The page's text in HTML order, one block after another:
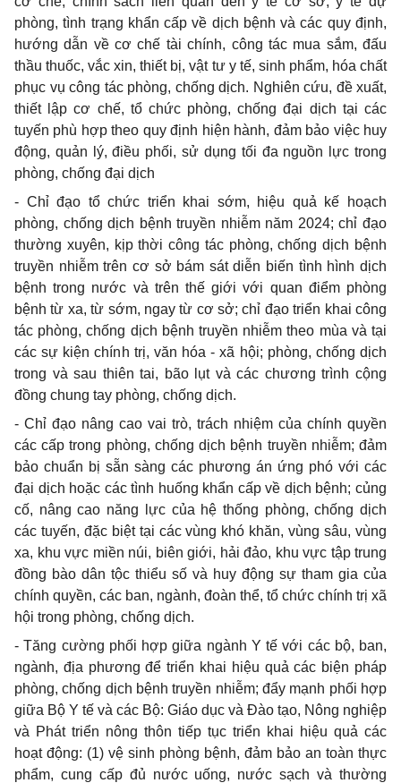
phòng, tình trạng khẩn cấp về dịch bệnh và các quy định,
hướng dẫn về cơ chế tài chính, công tác mua sắm, đấu
thầu thuốc, vắc xin, thiết bị, vật tư y tế, sinh phẩm, hóa chất
phục vụ công tác phòng, chống dịch. Nghiên cứu, đề xuất,
thiết lập cơ chế, tổ chức phòng, chống đại dịch tại các
tuyến phù hợp theo quy định hiện hành, đảm bảo việc huy
động, quản lý,điều phối, sử dụng tối đa nguồn lực trong
phòng, chống đại dịch
- Chỉ đạo tổ chức triển khai sớm, hiệu quả kế hoạch
phòng, chống dịch bệnh truyền nhiễm năm 2024; chỉ đạo
thường xuyên, kịp thời công tác phòng, chống dịch bệnh
truyền nhiễm trên cơ sở bám sát diễn biến tình hình dịch
bệnh trong nước và trên thế giới với quan điểm phòng
bệnh từ xa, từ sớm, ngay từ cơ sở; chỉ đạo triển khai công
tác phòng, chống dịch bệnh truyền nhiễm theo mùa và tại
các sự kiện chính trị, văn hóa - xã hội; phòng, chống dịch
trong và sau thiên tai, bão lụt và các chương trình cộng
đồng chung tay phòng, chống dịch.
- Chỉ đạo nâng cao vai trò, trách nhiệm của chính quyền
các cấp trong phòng, chống dịch bệnh truyền nhiễm; đảm
bảo chuẩn bị sẵn sàng các phương án ứng phó với các
đại dịch hoặc các tình huống khẩn cấp về dịch bệnh; củng
cố, nâng cao năng lực của hệ thống phòng, chống dịch
các tuyến, đặc biệt tại các vùng khó khăn, vùng sâu, vùng
xa, khu vực miền núi, biên giới, hải đảo, khu vực tập trung
đồng bào dân tộc thiểu số và huy động sự tham gia của
chính quyền, các ban, ngành, đoàn thể, tổ chức chính trị xã
hội trong phòng, chống dịch.
-Tăng cường phối hợp giữa ngành Y tế với các bộ, ban,
ngành, địa phươngđể triển khai hiệu quả các biện pháp
phòng, chống dịch bệnhtruyền nhiễm; đẩy mạnh phối hợp
giữa Bộ Y tế và các Bộ: Giáo dục và Đào tạo, Nông nghiệp
và Phát triển nông thôn tiếp tục triển khai hiệu quả các
hoạt động: (1) vệ sinh phòng bệnh, đảm bảo an toàn thực
phẩm, cung cấp đủ nước uống, nước sạch và thường